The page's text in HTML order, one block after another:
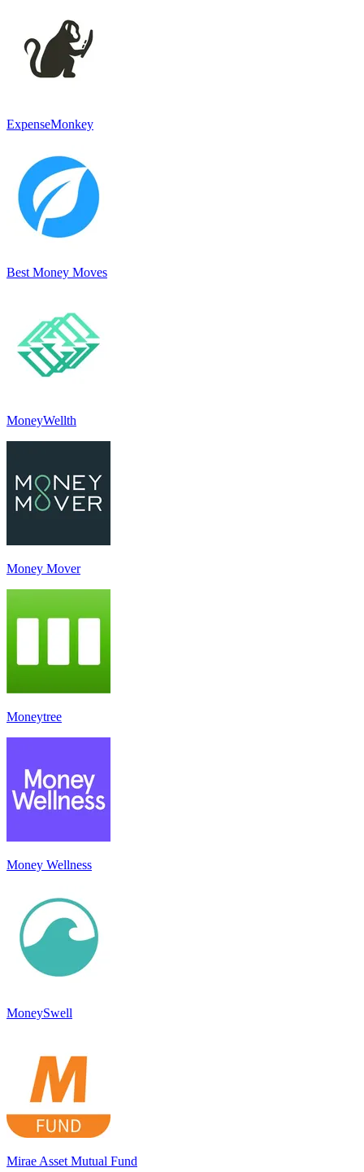
ExpenseMonkey
Best Money Moves
MoneyWellth
Money Mover
Moneytree
Money Wellness
MoneySwell
Mirae Asset Mutual Fund